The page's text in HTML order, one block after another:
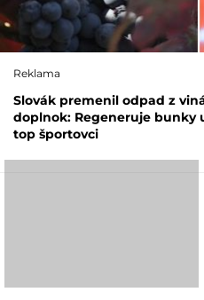
Reklama
Slovák premenil odpad z
doplnok: Regeneruje bunky
top športovci